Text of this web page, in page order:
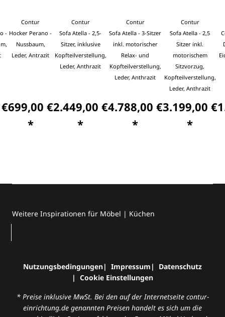
-
Contur
Hocker Perano -
Nussbaum,
Leder, Antrazit
699,00 €
*
Contur
Sofa Atella - 2,5-
Sitzer, inklusive
Kopfteilverstellung,
Leder, Anthrazit
2.449,00 €
*
Contur
Sofa Atella - 3-Sitzer
inkl. motorischer
Relax- und
Kopfteilverstellung,
Leder, Anthrazit
4.788,00 €
*
Contur
Sofa Atella - 2,5
Sitzer inkl.
motorischem
Sitzvorzug,
Kopfteilverstellung,
Leder, Anthrazit
3.199,00 €
*
Weitere Inspirationen für Möbel | Küchen
Nutzungsbedingungen Impressum
Datenschutz
Cookie Einstellungen
* Preise inklusive MwSt. Bei den auf der Internetseite contur-
einrichtung.de genannten Preisen handelt es sich um die